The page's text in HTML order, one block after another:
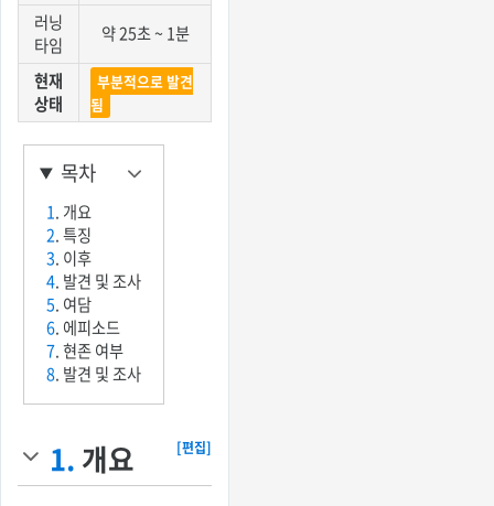
러닝
타임
약 25초 ~ 1분
현재
상태
부분적으로 발견
됨
목차
1. 개요
2. 특징
3. 이후
4. 발견 및 조사
5. 여담
6. 에피소드
7. 현존 여부
8. 발견 및 조사
1. 개요 [편집]